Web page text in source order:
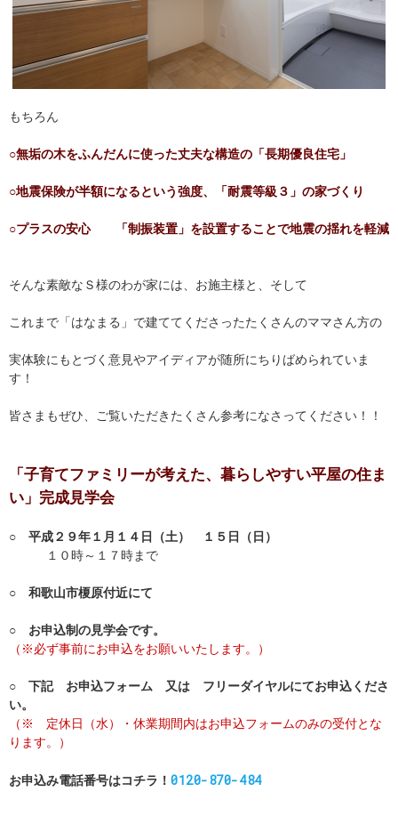
もちろん
○無垢の木をふんだんに使った丈夫な構造の「長期優良住宅」
○地震保険が半額になるという強度、「耐震等級３」の家づくり
○プラスの安心 「制振装置」を設置することで地震の揺れを軽減
そんな素敵なＳ様のわが家には、お施主様と、そして
これまで「はなまる」で建ててくださったたくさんのママさん方の
実体験にもとづく意見やアイディアが随所にちりばめられていま
す！
皆さまもぜひ、ご覧いただきたくさん参考になさってください！！
「子育てファミリーが考えた、暮らしやすい平屋の住ま
い」完成見学会
○ 平成２９年１月１４日（土） １５日（日）
１０時～１７時まで
○ 和歌山市榎原付近にて
○ お申込制の見学会です。
（※必ず事前にお申込をお願いいたします。）
○ 下記 お申込フォーム 又は フリーダイヤルにてお申込くださ
い。
（※ 定休日（水）・休業期間内はお申込フォームのみの受付とな
ります。）
お申込み電話番号はコチラ！ 0120-870-484